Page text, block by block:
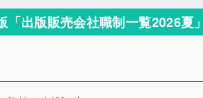
「出版販売会社職制一覧2026夏